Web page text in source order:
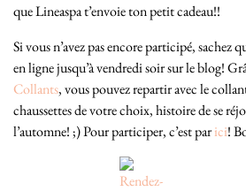
que Lineaspa t’envoie ton petit cadeau!!
Si vous n’avez pas encore participé, sachez
en ligne jusqu’à vendredi soir sur le blog!
Collants, vous pouvez repartir avec le
chaussettes de votre choix, histoire de se
l’automne! ;) Pour participer, c’est parici!